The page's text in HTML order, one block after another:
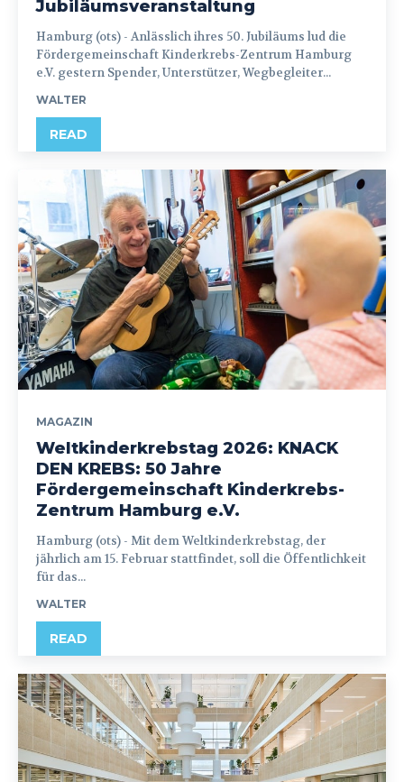
Jubiläumsveranstaltung
Hamburg (ots) - Anlässlich ihres 50. Jubiläums lud die
Fördergemeinschaft Kinderkrebs-Zentrum Hamburg
e.V. gestern Spender, Unterstützer, Wegbegleiter...
WALTER
READ
MAGAZIN
Weltkinderkrebstag 2026: KNACK
DEN KREBS: 50 Jahre
Fördergemeinschaft Kinderkrebs-
Zentrum Hamburg e.V.
Hamburg (ots) - Mit dem Weltkinderkrebstag, der
jährlich am 15. Februar stattfindet, soll die Öffentlichkeit
für das...
WALTER
READ